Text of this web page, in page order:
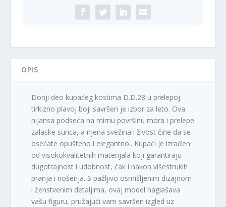
OPIS
Donji deo kupaćeg kostima D.D.28 u prelepoj
tirkizno plavoj boji savršen je izbor za leto. Ova
nijansa podseća na mirnu površinu mora i prelepe
zalaske sunca, a njena svežina i živost čine da se
osećate opušteno i elegantno.. Kupaći je izrađen
od visokokvalitetnih materijala koji garantiraju
dugotrajnost i udobnost, čak i nakon višestrukih
pranja i nošenja. S pažljivo osmišljenim dizajnom
i ženstvenim detaljima, ovaj model naglašava
vašu figuru, pružajući vam savršen izgled uz